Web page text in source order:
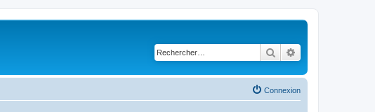
Rechercher
Connexion